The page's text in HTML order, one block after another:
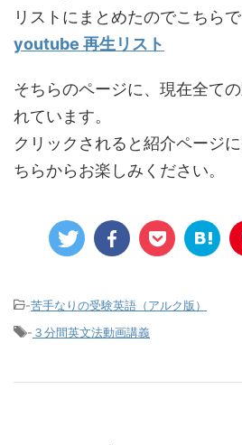
リストにまとめたのでこちら
youtube 再生リスト
そちらのページに、現在全て
れています。
クリックされると紹介ページ
ちらからお楽しみください。
-苦手なりの受験英語（アルク版）
- ３分間英文法動画講義